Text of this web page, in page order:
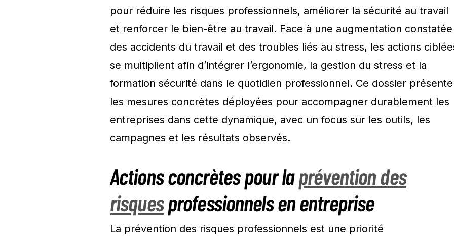
pour réduire les risques professionnels, améliorer la sécurité au travail
et renforcer le bien-être au travail. Face à une augmentation constatée
des accidents du travail et des troubles liés au stress, les actions
se multiplient afin d’intégrer l’ergonomie, la gestion du stress et la
formation sécurité dans le quotidien professionnel. Ce dossier présente
les mesures concrètes déployées pour accompagner durablement les
entreprises dans cette dynamique, avec un focus sur les outils, les
campagnes et les résultats observés.
Actions concrètes pour laprévention des
risquesprofessionnels en entreprise
La prévention des risques professionnels est une priorité